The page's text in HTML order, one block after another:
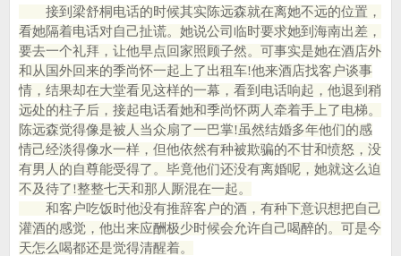
接到梁舒桐电话的时候其实陈远森就在离她不远的位置，
看她隔着电话对自己扯谎。她说公司临时要求她到海南出差，
要去一个礼拜，让他早点回家照顾子然。可事实是她在酒店外
和从国外回来的季尚怀一起上了出租车!他来酒店找客户谈事
情，结果却在大堂看见这样的一幕，看到电话响起，他退到稍
远处的柱子后，接起电话看她和季尚怀两人牵着手上了电梯。
陈远森觉得像是被人当众扇了一巴掌!虽然结婚多年他们的感
情己经淡得像水一样，但他依然有种被欺骗的不甘和愤怒，没
有男人的自尊能受得了。毕竟他们还没有离婚呢，她就这么迫
不及待了!整整七天和那人厮混在一起。
和客户吃饭时他没有推辞客户的酒，有种下意识想把自己
灌酒的感觉，他出来应酬极少时候会允许自己喝醉的。可是今
天怎么喝都还是觉得清醒着。